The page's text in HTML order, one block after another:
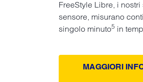
FreeStyle Libre, i
sensore, misurano
singolo minuto5 in
MAGGIORI